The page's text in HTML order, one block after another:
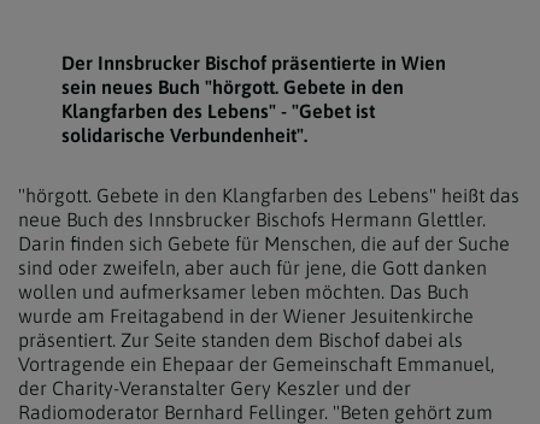
Der Innsbrucker Bischof präsentierte in Wien
sein neues Buch "hörgott. Gebete in den
Klangfarben des Lebens" - "Gebet ist
solidarische Verbundenheit".
"hörgott. Gebete in den Klangfarben des Lebens" heißt das
neue Buch des Innsbrucker Bischofs Hermann Glettler.
Darin finden sich Gebete für Menschen, die auf der Suche
sind oder zweifeln, aber auch für jene, die Gott danken
wollen und aufmerksamer leben möchten. Das Buch
wurde am Freitagabend in der Wiener Jesuitenkirche
präsentiert. Zur Seite standen dem Bischof dabei als
Vortragende ein Ehepaar der Gemeinschaft Emmanuel,
der Charity-Veranstalter Gery Keszler und der
Radiomoderator Bernhard Fellinger. "Beten gehört zum